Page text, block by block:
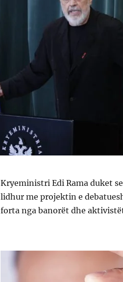
Kryeministri Edi Rama duket
lidhur me projektin e
forta nga banorët dhe